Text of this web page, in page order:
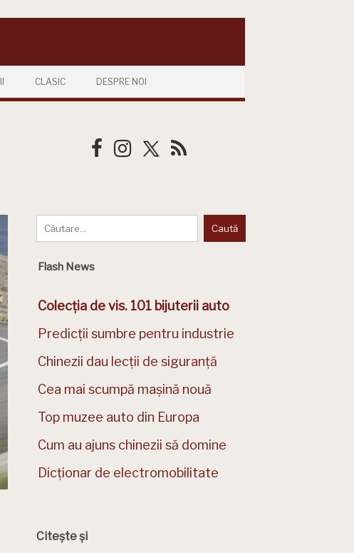
CLASIC DESPRE NOI
Flash News
Colecția de vis. 101 bijuterii auto
Predicții sumbre pentru industrie
Chinezii dau lecții de siguranță
Cea mai scumpă mașină nouă
Top muzee auto din Europa
Cum au ajuns chinezii să domine
Dicționar de electromobilitate
Citește și